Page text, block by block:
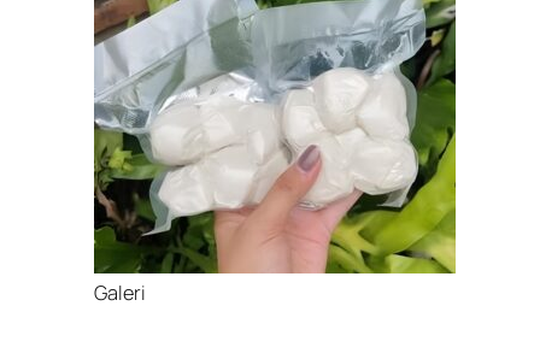
Galeri